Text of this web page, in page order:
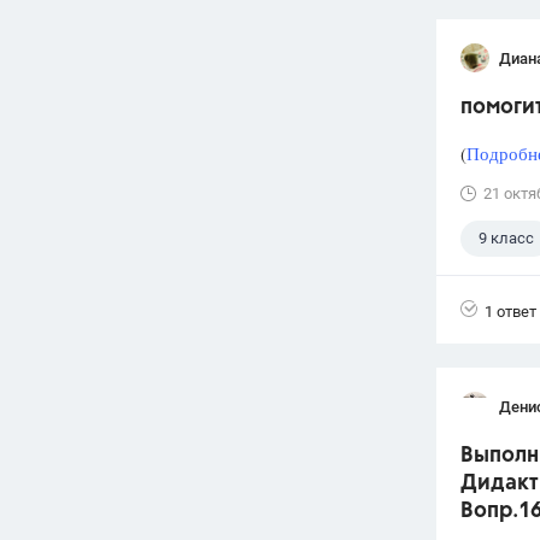
(
21
9 класс
1 ответ